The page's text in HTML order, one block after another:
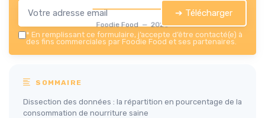
Foodie Food — 2026
➔ Télécharger
* En remplissant ce formulaire, j’accepte d’être contacté(e) à
des fins commerciales par Foodie Food et ses partenaires.
SOMMAIRE
Dissection des données : la répartition en pourcentage de la
consommation de nourriture saine